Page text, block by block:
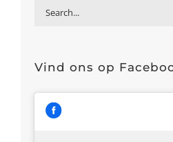
Search
Vind ons op